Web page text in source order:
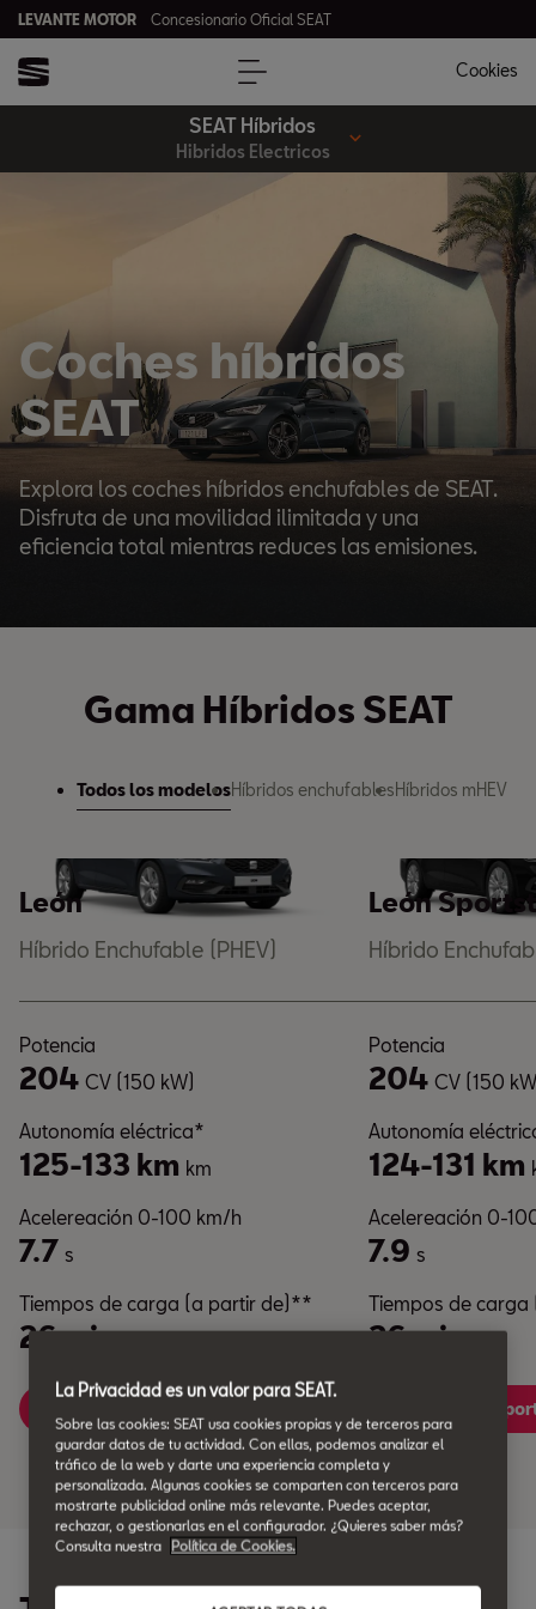
LEVANTE MOTOR Concesionario Oficial SEAT
Cookies
SEAT Híbridos
Hibridos Electricos
Coches híbridos
SEAT
Explora los coches híbridos enchufables de SEAT.
Disfruta de una movilidad ilimitada y una
eficiencia total mientras reduces las emisiones.
Gama Híbridos SEAT
Todos los modelosHíbridos enchufablesHíbridos mHEV
León
Híbrido Enchufable (PHEV)
Potencia
204 CV (150 kW)
Autonomía eléctrica*
125-133 km km
Acelereación 0-100 km/h
7.7 s
Tiempos de carga (a partir de)**
26 min
León
Híbrido
Potencia
204 CV (150
Autonomía
124-131 km
Acelereación 0-
7.9 s
Tiempos de
26 min
León
La Privacidad es un valor para SEAT.
Sobre las cookies: SEAT usa cookies propias y de terceros para
guardar datos de tu actividad. Con ellas, podemos analizar el
tráfico de la web y darte una experiencia completa y
personalizada. Algunas cookies se comparten con terceros para
mostrarte publicidad online más relevante. Puedes aceptar,
rechazar, o gestionarlas en el configurador. ¿Quieres saber más?
Consulta nuestra
Política de Cookies.